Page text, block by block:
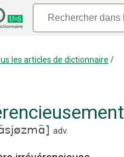
les articles de dictionnaire /
] adv.